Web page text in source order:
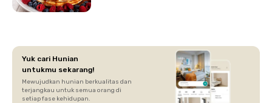
Yuk cari Hunian
untukmu sekarang!
Mewujudkan hunian berkualitas dan
terjangkau untuk semua orang di
setiap fase kehidupan.